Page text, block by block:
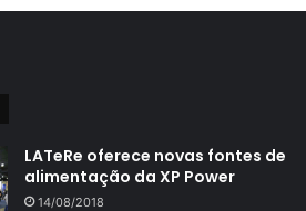
LATeRe oferece novas fontes de
alimentação da XP Power
14/08/2018